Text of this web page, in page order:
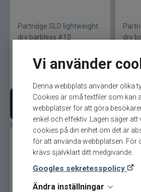
Vi använder
Denna webbplats använder olika
Cookies är små textfiler som kan
webbplatser för att göra
enkel och effektiv. Lagen säger att
cookies på din enhet om det är
för att använda webbplatsen. För
krävs självklart ditt medgivande.
Googles sekretesspolicy
Ändra inställningar
Kamasan
Kanalgratis
Kero
Kinetic
LureLock
Partridge SLD lightweight
dry barbless #12
Bevaka produkt
dry